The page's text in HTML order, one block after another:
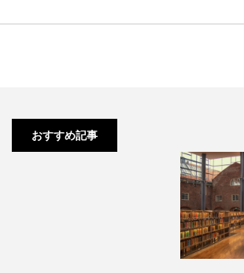
おすすめ記事
勉強ができるようになるためのス
テップを考えてみます。